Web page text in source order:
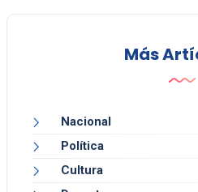
Más
Nacional
Política
Cultura